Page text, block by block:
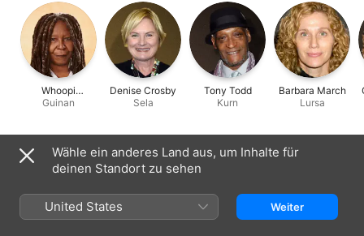
Whoopi
Goldberg
Guinan
Denise Crosby
Sela
Tony Todd
Kurn
Barbara March
Lursa
Informationen
1994
Dauer
Wähle ein anderes Land aus, um Inhalte für
deinen Standort zu sehen
United States Weiter